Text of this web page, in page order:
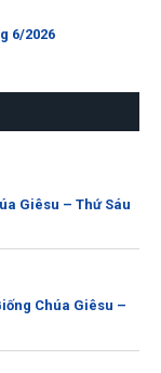
6/2026
Giêsu – Thứ Sáu
Chúa Giêsu –